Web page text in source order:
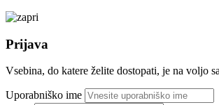
Prijava
Vsebina, do katere želite dostopati, je na voljo
Uporabniško ime